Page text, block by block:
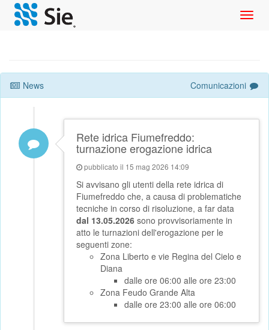
News Comunicazioni
Rete idrica Fiumefreddo:
turnazione erogazione idrica
pubblicato il 15 mag 2026 14:09
Si avvisano gli utenti della rete idrica di
Fiumefreddo che, a causa di problematiche
tecniche in corso di risoluzione, a far data
dal 13.05.2026 sono provvisoriamente in
atto le turnazioni dell'erogazione per le
seguenti zone:
Zona Liberto e vie Regina del Cielo e
Diana
dalle ore 06:00 alle ore 23:00
Zona Feudo Grande Alta
dalle ore 23:00 alle ore 06:00